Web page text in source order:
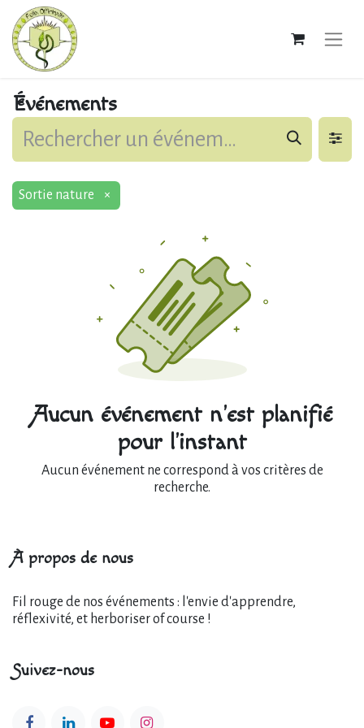
Événements
Sortie nature ×
Aucun événement n'est planifié
pour l'instant
Aucun événement ne correspond à vos critères de
recherche.
À propos de nous
Fil rouge de nos événements : l'envie d'apprendre,
réflexivité, et herboriser of course !
Suivez-nous